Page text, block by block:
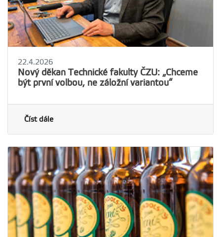
22.4.2026
Nový děkan Technické fakulty ČZU: „Chceme
být první volbou, ne záložní variantou“
Číst dále